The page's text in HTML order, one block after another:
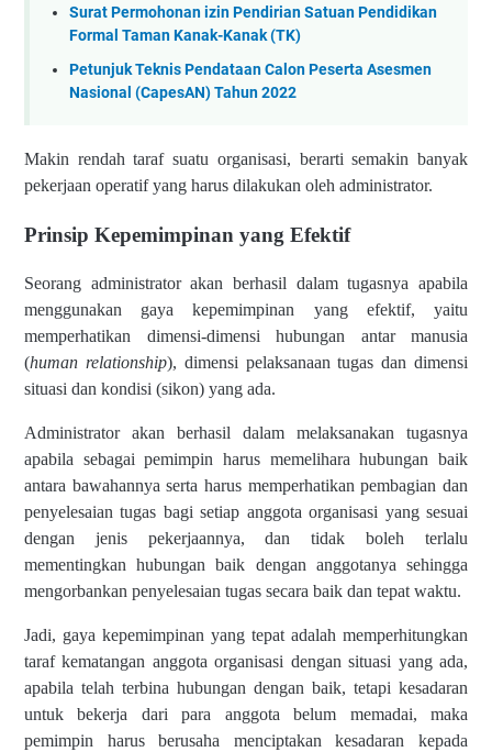
Surat Permohonan izin Pendirian Satuan Pendidikan
Formal Taman Kanak-Kanak (TK)
Petunjuk Teknis Pendataan Calon Peserta Asesmen
Nasional (CapesAN) Tahun 2022
Makin rendah taraf suatu organisasi, berarti semakin banyak
pekerjaan operatif yang harus dilakukan oleh administrator.
Prinsip Kepemimpinan yang Efektif
Seorang administrator akan berhasil dalam tugasnya apabila
menggunakan gaya kepemimpinan yang efektif, yaitu
memperhatikan dimensi-dimensi hubungan antar manusia
(human relationship), dimensi pelaksanaan tugas dan dimensi
situasi dan kondisi (sikon) yang ada.
Administrator akan berhasil dalam melaksanakan tugasnya
apabila sebagai pemimpin harus memelihara hubungan baik
antara bawahannya serta harus memperhatikan pembagian dan
penyelesaian tugas bagi setiap anggota organisasi yang sesuai
dengan jenis pekerjaannya, dan tidak boleh terlalu
mementingkan hubungan baik dengan anggotanya sehingga
mengorbankan penyelesaian tugas secara baik dan tepat waktu.
Jadi, gaya kepemimpinan yang tepat adalah memperhitungkan
taraf kematangan anggota organisasi dengan situasi yang ada,
apabila telah terbina hubungan dengan baik, tetapi kesadaran
untuk bekerja dari para anggota belum memadai, maka
pemimpin harus berusaha menciptakan kesadaran kepada